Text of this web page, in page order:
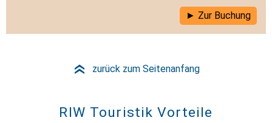
Zur Buchung
» zurück zum Seitenanfang
RIW Touristik Vorteile